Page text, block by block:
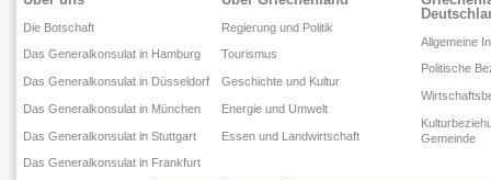
Die Botschaft
Das Generalkonsulat in Hamburg
Das Generalkonsulat in Düsseldorf
Das Generalkonsulat in München
Das Generalkonsulat in Stuttgart
Das Generalkonsulat in Frankfurt
Regierung und Politik
Tourismus
Geschichte und Kultur
Energie und Umwelt
Essen und Landwirtschaft
Allgemeine
Politische
Gemeinde